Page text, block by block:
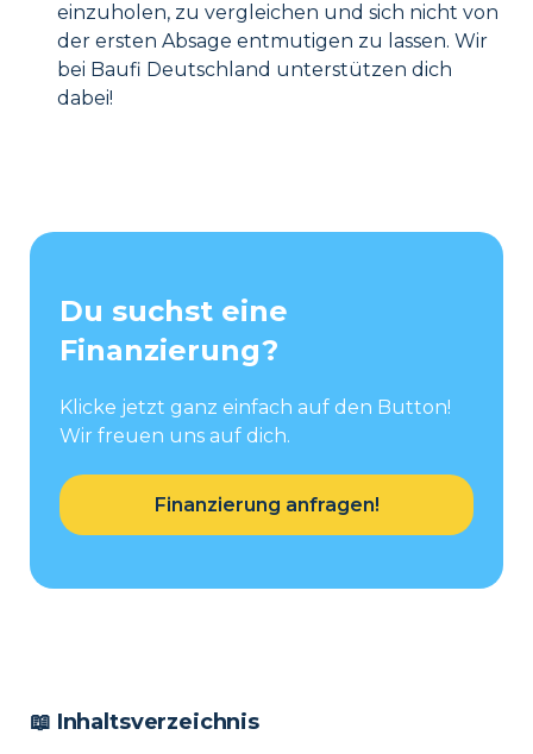
einzuholen, zu vergleichen und sich nicht von
der ersten Absage entmutigen zu lassen. Wir
bei Baufi Deutschland unterstützen dich
dabei!
Du suchst eine
Finanzierung?
Klicke jetzt ganz einfach auf den Button!
Wir freuen uns auf dich.
Finanzierung anfragen!
📖 Inhaltsverzeichnis